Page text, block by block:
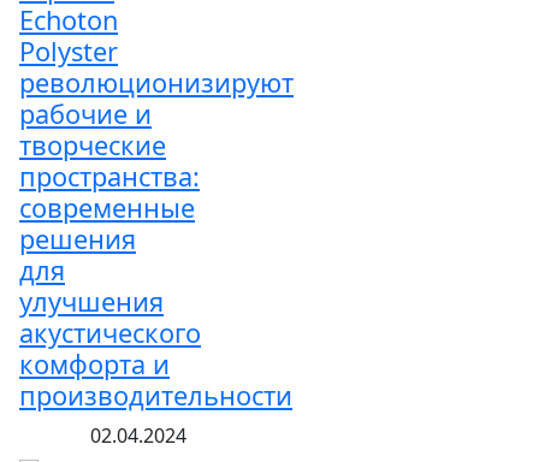
Echoton
Polyster
революционизируют
рабочие и
творческие
пространства:
современные
решения
для
улучшения
акустического
комфорта и
производительности
02.04.2024